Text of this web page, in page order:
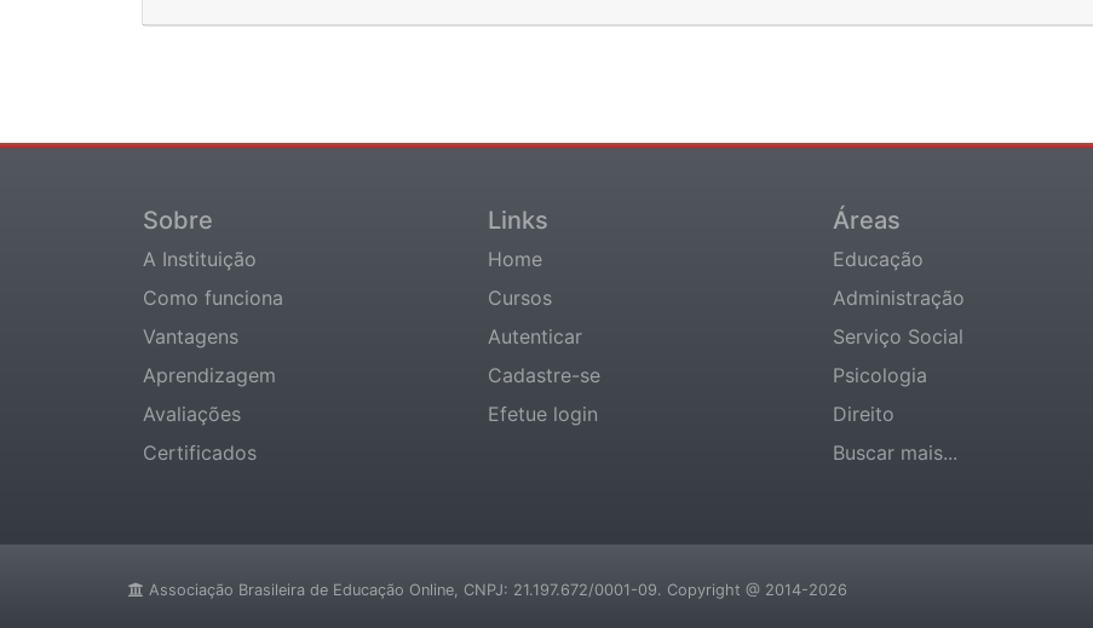
Sobre
A Instituição
Como funciona
Vantagens
Aprendizagem
Avaliações
Certificados
Links
Home
Cursos
Autenticar
Cadastre-se
Efetue login
Áreas
Educação
Administração
Serviço Social
Psicologia
Direito
Buscar mais...
Associação Brasileira de Educação Online, CNPJ: 21.197.672/0001-09. Copyright @ 2014-2026